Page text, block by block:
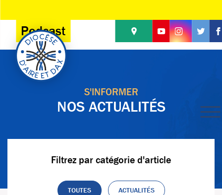
Podcast
S'INFORMER
NOS ACTUALITÉS
Filtrez par catégorie d'article
TOUTES ACTUALITÉS